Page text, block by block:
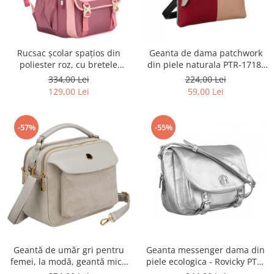
Rucsac școlar spațios din
poliester roz, cu bretele
reglabile - Peterson PTR-PTN
8610-1327 PINK
334,00 Lei
129,00 Lei
Geanta de dama patchwork
din piele naturala PTR-1718-
SKL-6922 MULTI
224,00 Lei
59,00 Lei
-57%
Geantă de umăr gri pentru
femei, la modă, geantă mică
-55%
Geanta messenger dama din
piele ecologica - Rovicky PTR-